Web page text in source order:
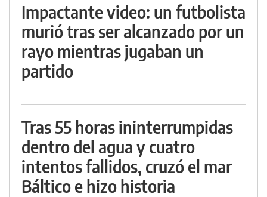
Impactante video: un futbolista
murió tras ser alcanzado por un
rayo mientras jugaban un
partido
Tras 55 horas ininterrumpidas
dentro del agua y cuatro
intentos fallidos, cruzó el mar
Báltico e hizo historia